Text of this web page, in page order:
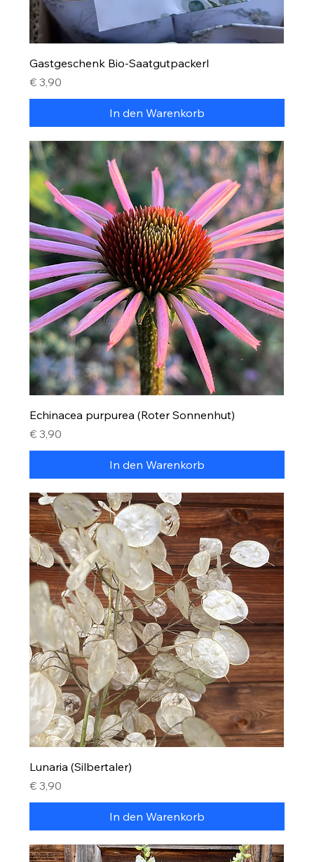
Gastgeschenk Bio-Saatgutpackerl
Preis
€ 3,90
In den Warenkorb
Echinacea purpurea (Roter Sonnenhut)
Preis
€ 3,90
In den Warenkorb
Lunaria (Silbertaler)
Preis
€ 3,90
In den Warenkorb